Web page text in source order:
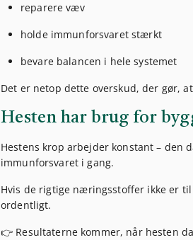
reparere væv
holde immunforsvaret stærkt
bevare balancen i hele systemet
Det er netop dette overskud, der gør,
Hesten har brug for
Hestens krop arbejder konstant – den
immunforsvaret i gang.
Hvis de rigtige næringsstoffer ikke er
ordentligt.
👉 Resultaterne kommer, når hesten